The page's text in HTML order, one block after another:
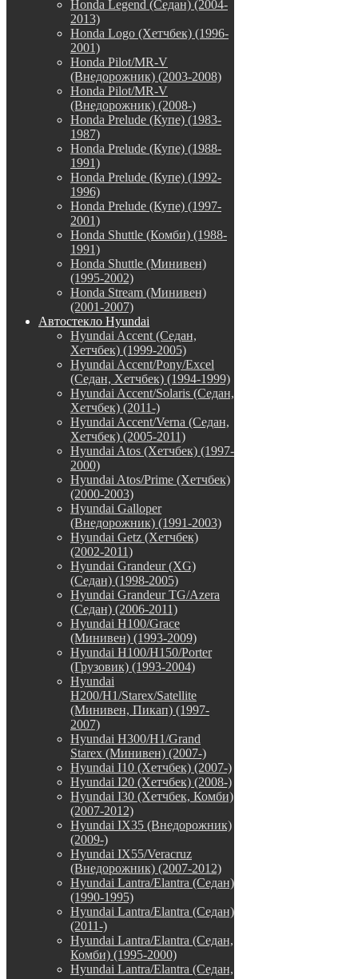
Honda Legend (Седан) (2004-
2013)
Honda Logo (Хетчбек) (1996-
2001)
Honda Pilot/MR-V
(Внедорожник) (2003-2008)
Honda Pilot/MR-V
(Внедорожник) (2008-)
Honda Prelude (Купе) (1983-
1987)
Honda Prelude (Купе) (1988-
1991)
Honda Prelude (Купе) (1992-
1996)
Honda Prelude (Купе) (1997-
2001)
Honda Shuttle (Комби) (1988-
1991)
Honda Shuttle (Минивен)
(1995-2002)
Honda Stream (Минивен)
(2001-2007)
Автостекло Hyundai
Hyundai Accent (Седан,
Хетчбек) (1999-2005)
Hyundai Accent/Pony/Excel
(Седан, Хетчбек) (1994-1999)
Hyundai Accent/Solaris (Седан,
Хетчбек) (2011-)
Hyundai Accent/Verna (Седан,
Хетчбек) (2005-2011)
Hyundai Atos (Хетчбек) (1997-
2000)
Hyundai Atos/Prime (Хетчбек)
(2000-2003)
Hyundai Galloper
(Внедорожник) (1991-2003)
Hyundai Getz (Хетчбек)
(2002-2011)
Hyundai Grandeur (XG)
(Седан) (1998-2005)
Hyundai Grandeur TG/Azera
(Седан) (2006-2011)
Hyundai H100/Grace
(Минивен) (1993-2009)
Hyundai H100/H150/Porter
(Грузовик) (1993-2004)
Hyundai
H200/H1/Starex/Satellite
(Минивен, Пикап) (1997-
2007)
Hyundai H300/H1/Grand
Starex (Минивен) (2007-)
Hyundai I10 (Хетчбек) (2007-)
Hyundai I20 (Хетчбек) (2008-)
Hyundai I30 (Хетчбек, Комби)
(2007-2012)
Hyundai IX35 (Внедорожник)
(2009-)
Hyundai IX55/Veracruz
(Внедорожник) (2007-2012)
Hyundai Lantra/Elantra (Седан)
(1990-1995)
Hyundai Lantra/Elantra (Седан)
(2011-)
Hyundai Lantra/Elantra (Седан,
Комби) (1995-2000)
Hyundai Lantra/Elantra (Седан,